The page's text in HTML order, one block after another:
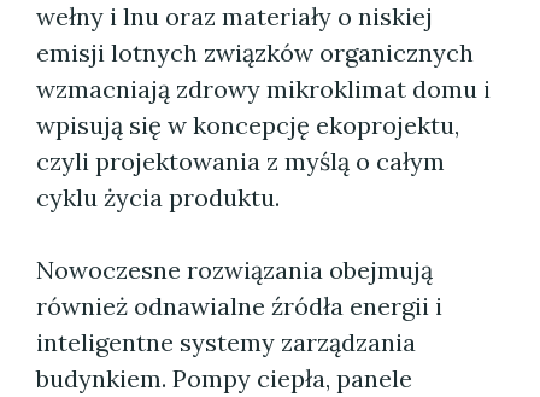
wełny i lnu oraz materiały o niskiej
emisji lotnych związków organicznych
wzmacniają zdrowy mikroklimat domu i
wpisują się w koncepcję ekoprojektu,
czyli projektowania z myślą o całym
cyklu życia produktu.
Nowoczesne rozwiązania obejmują
również odnawialne źródła energii i
inteligentne systemy zarządzania
budynkiem. Pompy ciepła, panele